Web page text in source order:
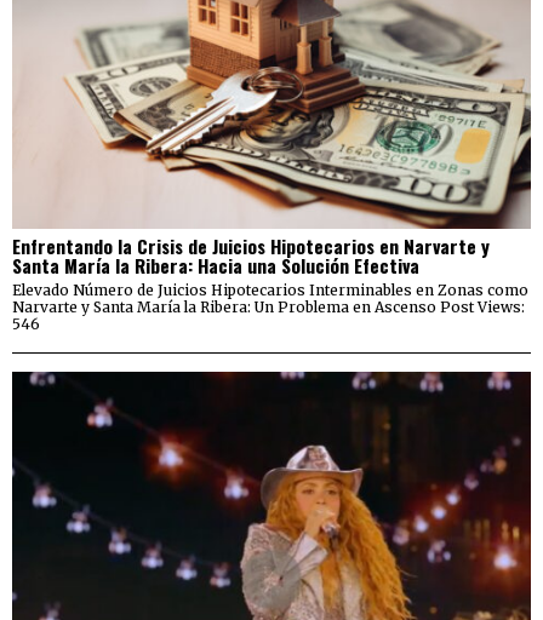
Enfrentando la Crisis de Juicios Hipotecarios en Narvarte y
Santa María la Ribera: Hacia una Solución Efectiva
Elevado Número de Juicios Hipotecarios Interminables en Zonas como
Narvarte y Santa María la Ribera: Un Problema en Ascenso Post Views:
546